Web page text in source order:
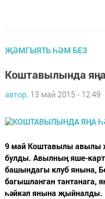
ҖӘМГЫЯТЬ ҺӘМ БЕЗ
Коштавылында
автор, 13 май 2015 - 12:49
9 май Коштавылы авылы
булды. Авылның яше-
башындагы клуб янына,
багышланган тантанага,
һәйкәл янына җыйналды.